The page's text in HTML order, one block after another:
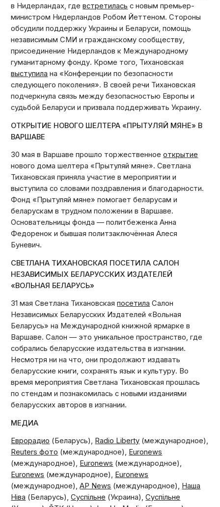
в Нидерландах, гдевстретилась с новым премьер-
министром Нидерландов Робом Йеттеном. Стороны
обсудили поддержку Украины и Беларуси, помощь
независимым СМИ и гражданскому сообществу,
присоединение Нидерландов к Международному
гуманитарному фонду. Кроме того, Тихановская
выступила на «Конференции по безопасности
следующего поколения». В своей речи Тихановская
подчеркнула связь между безопасностью Европы и
судьбой Беларуси и призвала поддерживать Украину.
ОТКРЫТИЕ НОВОГО ШЕЛТЕРА «ПРЫТУЛЯЙ МЯНЕ» В
ВАРШАВЕ
30 мая в Варшаве прошло торжественноеоткрытие
нового дома шелтера «Прытуляй мяне». Светлана
Тихановская приняла участие в мероприятии и
выступила со словами поздравления и благодарности.
Фонд «Прытуляй мяне» помогает беларусам и
беларускам в трудном положении в Варшаве.
Основательницы фонда — политбеженка Анна
Федоренок и бывшая политзаключённая Алеся
Буневич.
СВЕТЛАНА ТИХАНОВСКАЯ ПОСЕТИЛА САЛОН
НЕЗАВИСИМЫХ БЕЛАРУССКИХ ИЗДАТЕЛЕЙ
«ВОЛЬНАЯ БЕЛАРУСЬ»
31 мая Светлана Тихановскаяпосетила Салон
Независимых Беларусских Издателей «Вольная
Беларусь» на Международной книжной ярмарке в
Варшаве. Салон — это уникальное пространство, где
собрались беларусские издательства в изгнании.
Несмотря ни на что, они продолжают издавать
беларусские книги, сохранять язык и культуру. Во
время мероприятия Светлана Тихановская прошлась
по стендам и познакомилась с новыми изданиями
беларусских авторов в изгнании.
МЕДИА
Еврорадио (Беларусь), Radio Liberty (международное),
Reuters фото (международное), Euronews
(международное), Euronews (международное),
Euronews (международное), Euronews
(международное),AP News (международное), Наша
Ніва (Беларусь),Суспільне (Украина),Суспільне